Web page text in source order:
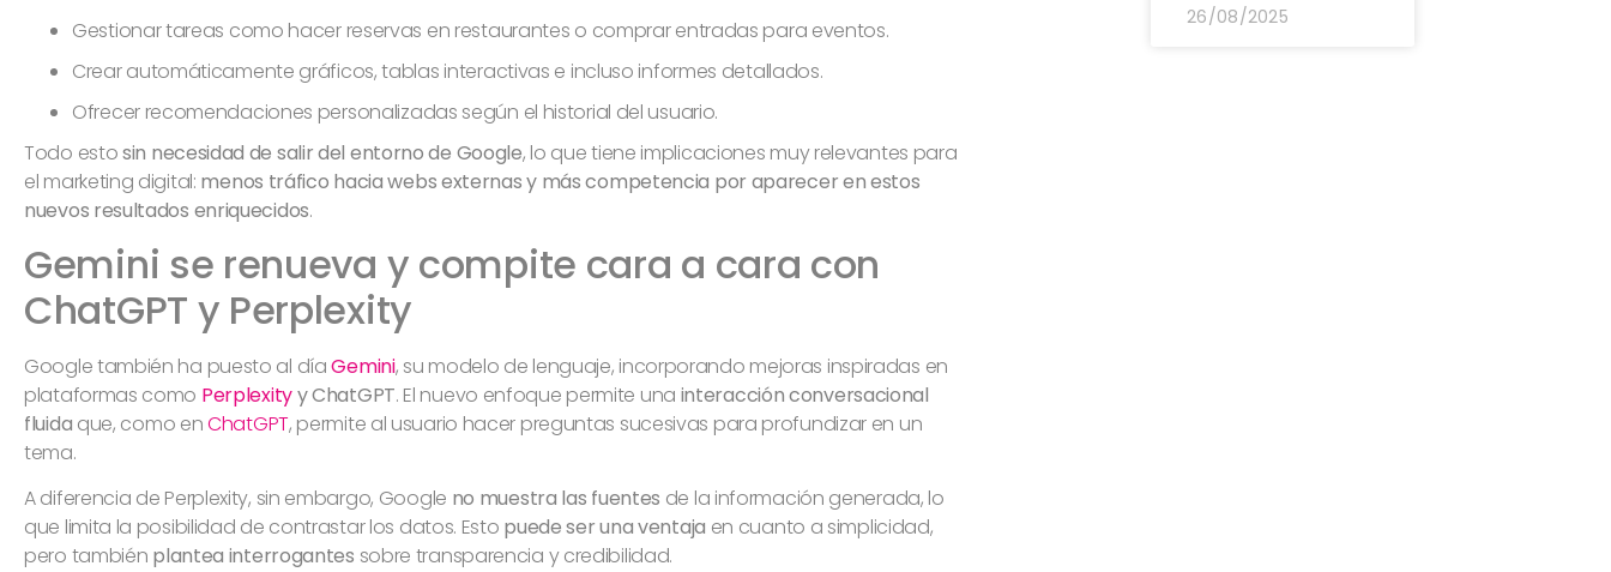
Gestionar tareas como hacer reservas en restaurantes o comprar entradas para eventos.
Crear automáticamente gráficos, tablas interactivas e incluso informes detallados.
Ofrecer recomendaciones personalizadas según el historial del usuario.
Todo estosin necesidad de salir del entorno de Google, lo que tiene implicaciones muy relevantes para
el marketing digital: menos tráfico hacia webs externas y más competencia por aparecer en estos
nuevos resultados enriquecidos.
Gemini se renueva y compite cara a cara con
ChatGPT y Perplexity
Google también ha puesto al díaGemini, su modelo de lenguaje, incorporando mejoras inspiradas en
plataformas como Perplexityy ChatGPT. El nuevo enfoque permite una interacción conversacional
fluida que, como enChatGPT, permite al usuario hacer preguntas sucesivas para profundizar en un
tema.
A diferencia de Perplexity, sin embargo, Google no muestra las fuentes de la información generada, lo
que limita la posibilidad de contrastar los datos. Esto puede ser una ventaja en cuanto a simplicidad,
pero también plantea interrogantes sobre transparencia y credibilidad.
26/08/2025